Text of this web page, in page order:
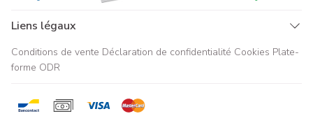
Liens légaux
Conditions de vente Déclaration de confidentialité Cookies Plate-
forme ODR